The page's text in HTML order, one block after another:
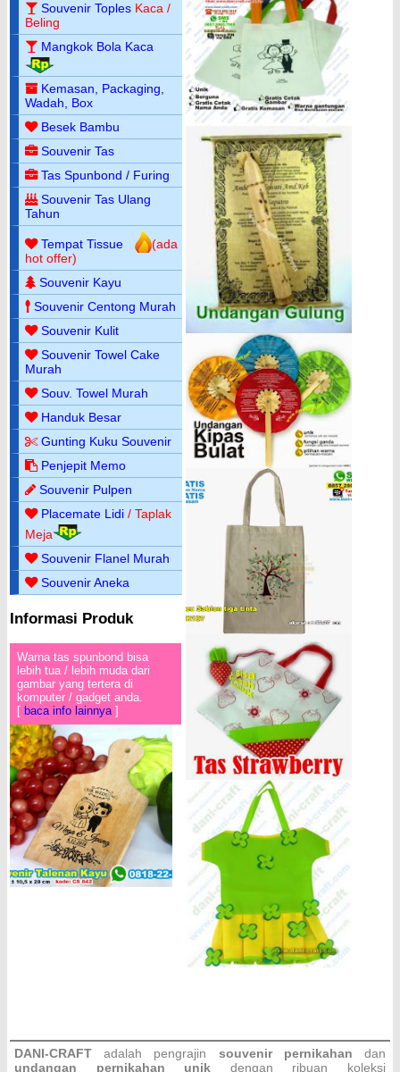
Souvenir Toples Kaca /
Beling
Mangkok Bola Kaca
Kemasan, Packaging,
Wadah, Box
Besek Bambu
Souvenir Tas
Tas Spunbond / Furing
Souvenir Tas Ulang
Tahun
Tempat Tissue
(ada
hot offer)
Souvenir Kayu
Souvenir Centong Murah
Souvenir Kulit
Souvenir Towel Cake
Murah
Souv. Towel Murah
Handuk Besar
Gunting Kuku Souvenir
Penjepit Memo
Souvenir Pulpen
Placemate Lidi / Taplak
Meja
Souvenir Flanel Murah
Souvenir Aneka
Informasi Produk
Warna tas spunbond bisa
lebih tua / lebih muda dari
gambar yang tertera di
komputer / gadget anda.
[ baca info lainnya ]
DANI-CRAFTadalah pengrajin souvenir pernikahandan
undangan pernikahan unik dengan ribuan koleksi